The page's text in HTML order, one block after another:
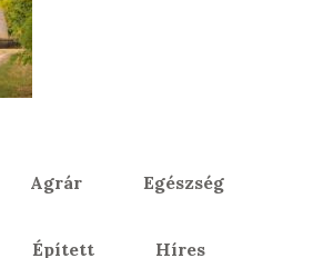
Agrár Egészség
Épített Híres